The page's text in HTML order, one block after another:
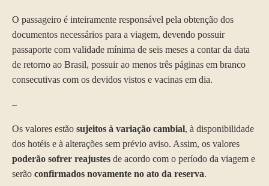
O passageiro é inteiramente responsável pela obtenção dos
documentos necessários para a viagem, devendo possuir
passaporte com validade mínima de seis meses a contar da data
de retorno ao Brasil, possuir ao menos três páginas em branco
consecutivas com os devidos vistos e vacinas em dia.
–
Os valores estão sujeitos à variação cambial, à disponibilidade
dos hotéis e à alterações sem prévio aviso. Assim, os valores
poderão sofrer reajustes de acordo com o período da viagem e
serão confirmados novamente no ato da reserva.